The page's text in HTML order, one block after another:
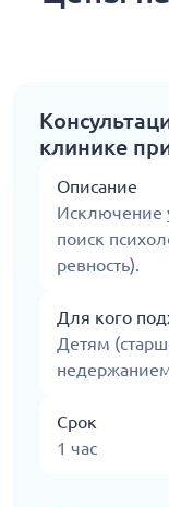
клинике
Описание
Исключение
поиск
ревность).
Для кого
Детям
Срок
1 час